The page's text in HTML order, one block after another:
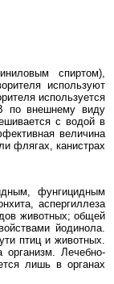
спиртом),
используют
используется
по внешнему виду
с водой в
величина
флягах, канистрах
фунгицидным
аспергиллеза
животных; общей
йодинола.
птиц и животных.
Лечебно-
лишь в органах